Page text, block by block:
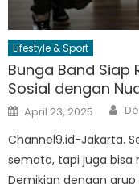
Lifestyle & Sport
Bunga Band Siap
Sosial dengan
Posted
on
April 23, 2025
Channel9.id-Jakarta.
semata, tapi juga bisa
Demikian dengan